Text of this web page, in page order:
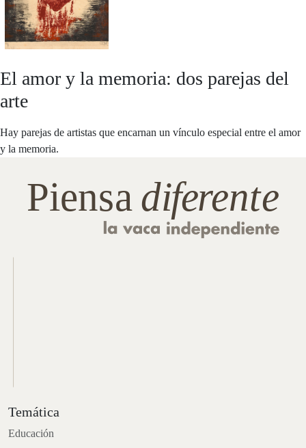
El amor y la memoria: dos parejas del
arte
Hay parejas de artistas que encarnan un vínculo especial entre el amor
y la memoria.
Temática
Educación